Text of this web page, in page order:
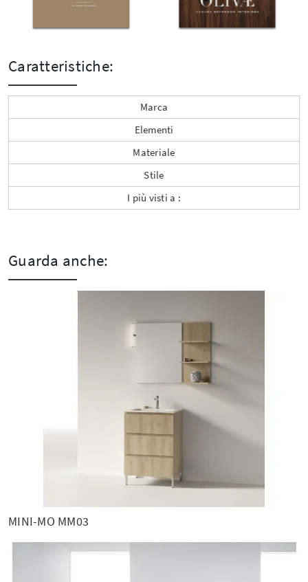
Caratteristiche:
Marca
Elementi
Materiale
Stile
I più visti a :
Guarda anche:
MINI-MO MM03